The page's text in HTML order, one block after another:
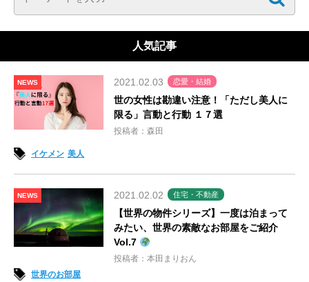
人気記事
NEWS 2021.02.03 恋愛・結婚
世の女性は勘違い注意！「ただし美人に
限る」言動と行動 １７選
投稿者：森田
イケメン 美人
NEWS 2021.02.02 住宅・不動産
【世界の物件シリーズ】一度は泊まって
みたい、世界の素敵なお部屋をご紹介
Vol.7
投稿者：本田まりおん
世界のお部屋